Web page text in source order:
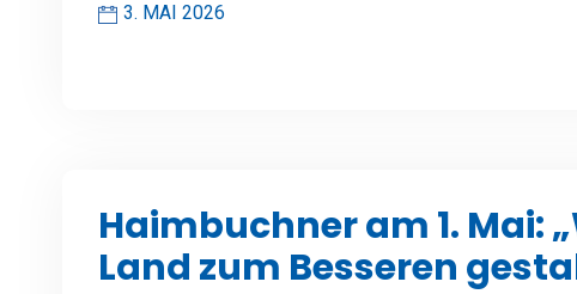
3. MAI 2026
Haimbuchner am 1. Mai:
Land zum Besseren